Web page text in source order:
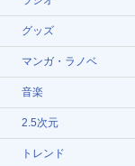
グッズ
マンガ・ラノベ
音楽
2.5次元
トレンド